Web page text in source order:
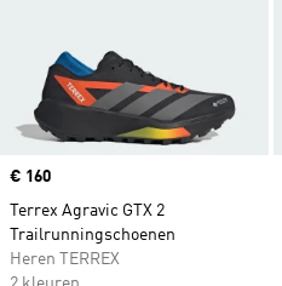
Price
€ 160
Terrex Agravic GTX 2
Trailrunningschoenen
Heren TERREX